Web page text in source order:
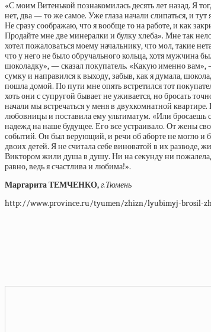
«С моим Витенькой познакомилась десять лет назад. Я
нет, два — то же самое. Уже глаза начали слипаться, и
Не сразу соображаю, что я вообще то на работе, и как
Продайте мне две минералки и булку хлеба». Мне так
хотел пожаловаться моему начальнику, что мол, такие
что у него не было обручального кольца, хотя мужчина
шоколадку», — сказал покупатель. «Какую именно
сумку и направился к выходу, забыв, как я думала,
пошла домой. По пути мне опять встретился тот
хоть они с супругой бывает не уживается, но бросать
начали мы встречаться у меня в двухкомнатной
любовницы и поставила ему ультиматум. «Или бросаешь
надежд на наше будущее. Его все устраивало. От жены
событий. Он был верующий, и речи об аборте не могло и
двоих детей. Я не считала себе виноватой в их разводе,
Виктором жили душа в душу. Ни на секунду ни пожалела,
равно, ведь я счастлива и любима!».
Маргарита ТЕМЧЕНКО,г.Тюмень
http://www.province.ru/tyumen/zhizn/lyubimyj-brosil-